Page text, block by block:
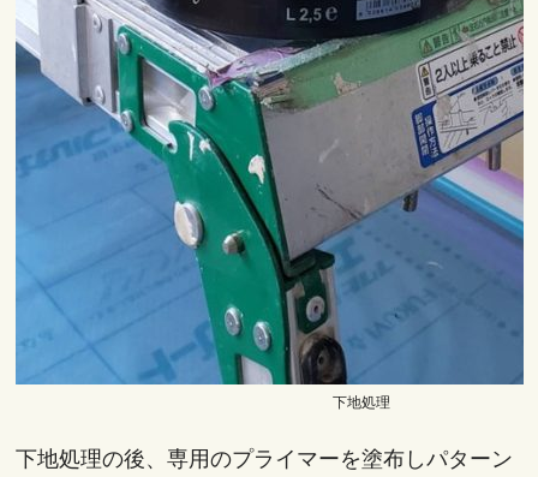
下地処理
下地処理の後、専用のプライマーを塗布しパターン